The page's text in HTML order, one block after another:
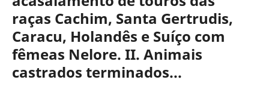
raças Cachim, Santa Gertrudis,
Caracu, Holandês e Suíço com
fêmeas Nelore. II. Animais
castrados terminados...